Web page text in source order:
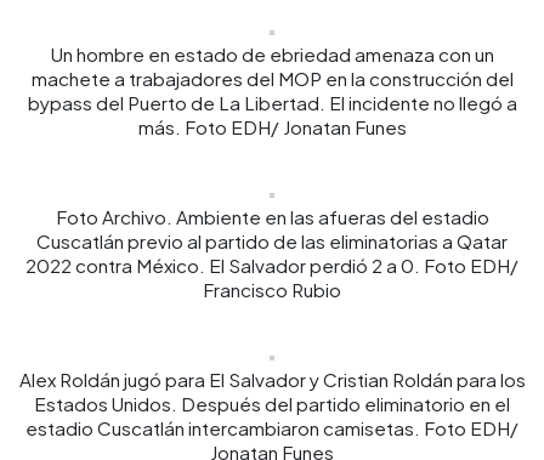
Un hombre en estado de ebriedad amenaza con un
machete a trabajadores del MOP en la construcción del
bypass del Puerto de La Libertad. El incidente no llegó a
más. Foto EDH/ Jonatan Funes
Foto Archivo. Ambiente en las afueras del estadio
Cuscatlán previo al partido de las eliminatorias a Qatar
2022 contra México. El Salvador perdió 2 a 0. Foto EDH/
Francisco Rubio
Alex Roldán jugó para El Salvador y Cristian Roldán para los
Estados Unidos. Después del partido eliminatorio en el
estadio Cuscatlán intercambiaron camisetas. Foto EDH/
Jonatan Funes